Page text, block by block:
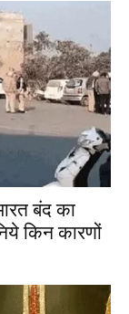
बंद का
किन कारणों